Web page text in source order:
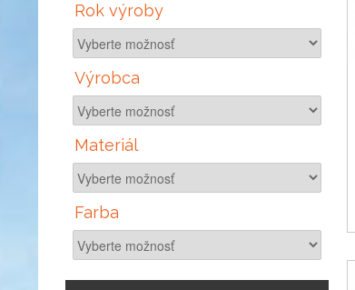
Rok výroby
Výrobca
Materiál
Farba